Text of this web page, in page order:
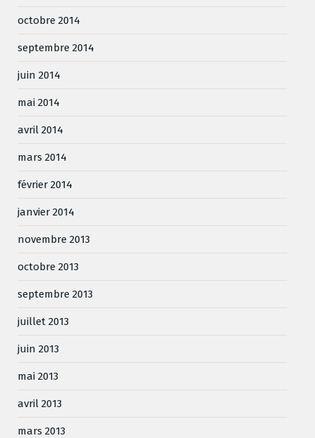
octobre 2014
septembre 2014
juin 2014
mai 2014
avril 2014
mars 2014
février 2014
janvier 2014
novembre 2013
octobre 2013
septembre 2013
juillet 2013
juin 2013
mai 2013
avril 2013
mars 2013